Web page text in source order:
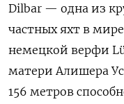
Dilbar — одна из
частных яхт в
немецкой верфи
матери Алишера
156 метров